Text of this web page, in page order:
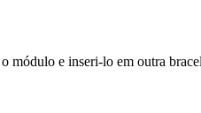
módulo e inseri-lo em outra